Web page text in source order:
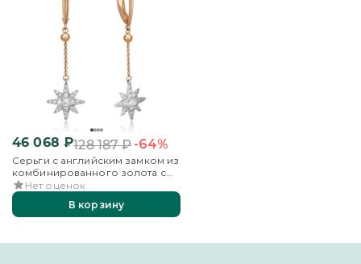
46 068 ₽128 187₽-64%
Серьги с английским замком из
комбинированного золота с
фианитами
Нет оценок
В корзину